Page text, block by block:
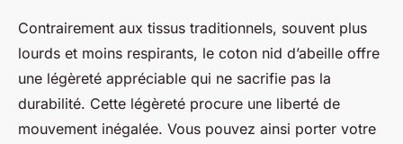
Contrairement aux tissus traditionnels, souvent plus
lourds et moins respirants, le coton nid d’abeille offre
une légèreté appréciable qui ne sacrifie pas la
durabilité. Cette légèreté procure une liberté de
mouvement inégalée. Vous pouvez ainsi porter votre